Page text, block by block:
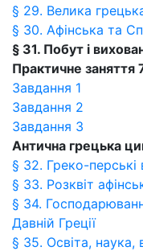
§ 29. Велика
§ З0. Афінська та
§ 31. Побут і
Практичне заняття
Завдання 1
Завдання 2
Завдання 3
Антична грецька
§ 32. Греко-
§ 33. Розквіт
§ 34.
Давній Греції
§ 35. Освіта, наука,